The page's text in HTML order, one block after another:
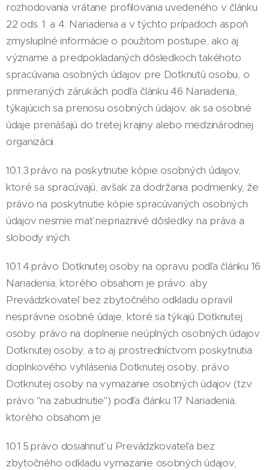
rozhodovania vrátane profilovania uvedeného v článku
22 ods. 1. a 4. Nariadenia a v týchto prípadoch aspoň
zmysluplné informácie o použitom postupe, ako aj
význame a predpokladaných dôsledkoch takéhoto
spracúvania osobných údajov pre Dotknutú osobu, o
primeraných zárukách podľa článku 46 Nariadenia,
týkajúcich sa prenosu osobných údajov, ak sa osobné
údaje prenášajú do tretej krajiny alebo medzinárodnej
organizácii.
10.1.3.právo na poskytnutie kópie osobných údajov,
ktoré sa spracúvajú, avšak za dodržania podmienky, že
právo na poskytnutie kópie spracúvaných osobných
údajov nesmie mať nepriaznivé dôsledky na práva a
slobody iných.
10.1.4.právo Dotknutej osoby na opravu podľa článku 16
Nariadenia, ktorého obsahom je právo: aby
Prevádzkovateľ bez zbytočného odkladu opravil
nesprávne osobné údaje, ktoré sa týkajú Dotknutej
osoby. právo na doplnenie neúplných osobných údajov
Dotknutej osoby, a to aj prostredníctvom poskytnutia
doplnkového vyhlásenia Dotknutej osoby, právo
Dotknutej osoby na vymazanie osobných údajov (tzv.
právo "na zabudnutie") podľa článku 17 Nariadenia,
ktorého obsahom je:
10.1.5.právo dosiahnuť u Prevádzkovateľa bez
zbytočného odkladu vymazanie osobných údajov,